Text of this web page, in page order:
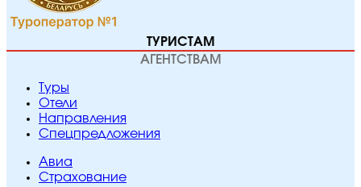
ТУРИСТАМ
АГЕНТСТВАМ
Туры
Отели
Направления
Спецпредложения
Авиа
Страхование